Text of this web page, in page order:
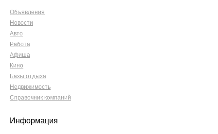
Объявления
Новости
Авто
Работа
Афиша
Кино
Базы отдыха
Недвижимость
Справочник компаний
Информация